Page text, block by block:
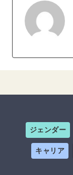
ジェンダー
キャリア